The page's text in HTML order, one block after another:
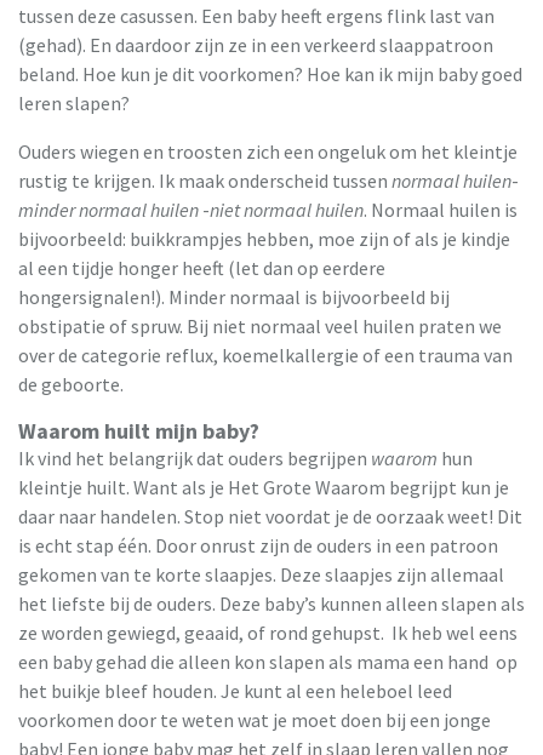
tussen deze casussen. Een baby heeft ergens flink last van
(gehad). En daardoor zijn ze in een verkeerd slaappatroon
beland. Hoe kun je dit voorkomen? Hoe kan ik mijn baby goed
leren slapen?
Ouders wiegen en troosten zich een ongeluk om het kleintje
rustig te krijgen. Ik maak onderscheid tussen normaal huilen-
minder normaal huilen -niet normaal huilen. Normaal huilen is
bijvoorbeeld: buikkrampjes hebben, moe zijn of als je kindje
al een tijdje honger heeft (let dan op eerdere
hongersignalen!). Minder normaal is bijvoorbeeld bij
obstipatie of spruw. Bij niet normaal veel huilen praten we
over de categorie reflux, koemelkallergie of een trauma van
de geboorte.
Waarom huilt mijn baby?
Ik vind het belangrijk dat ouders begrijpen waarom hun
kleintje huilt. Want als je Het Grote Waarom begrijpt kun je
daar naar handelen. Stop niet voordat je de oorzaak weet! Dit
is echt stap één. Door onrust zijn de ouders in een patroon
gekomen van te korte slaapjes. Deze slaapjes zijn allemaal
het liefste bij de ouders. Deze baby’s kunnen alleen slapen als
ze worden gewiegd, geaaid, of rond gehupst. Ik heb wel eens
een baby gehad die alleen kon slapen als mama een hand op
het buikje bleef houden. Je kunt al een heleboel leed
voorkomen door te weten wat je moet doen bij een jonge
baby! Een jonge baby mag het zelf in slaap leren vallen nog